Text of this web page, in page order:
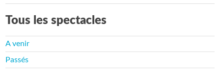
Tous les spectacles
A venir
Passés